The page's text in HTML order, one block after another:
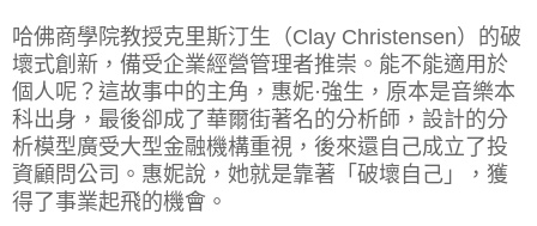
哈佛商學院教授克里斯汀生（Clay Christensen）的破
壞式創新，備受企業經營管理者推崇。能不能適用於
個人呢？這故事中的主角，惠妮·強生，原本是音樂本
科出身，最後卻成了華爾街著名的分析師，設計的分
析模型廣受大型金融機構重視，後來還自己成立了投
資顧問公司。惠妮說，她就是靠著「破壞自己」，獲
得了事業起飛的機會。